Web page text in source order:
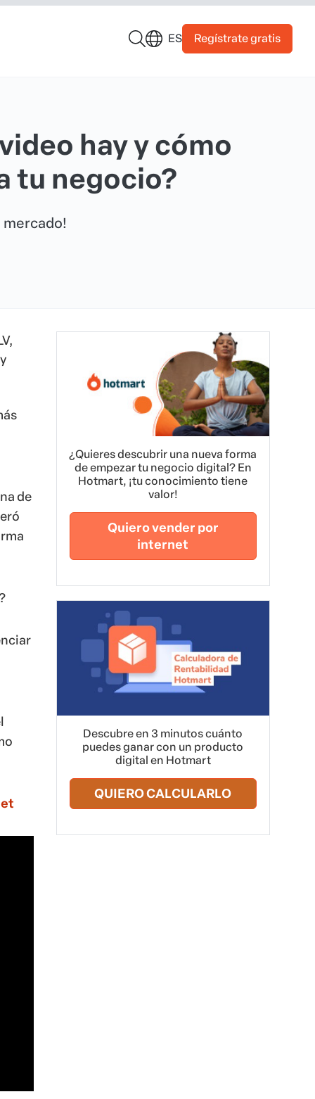
ES Regístrate gratis
hay y cómo
tu negocio?
mercado!
de
¿Quieres descubrir una nueva forma
de empezar tu negocio digital? En
Hotmart, ¡tu conocimiento tiene
valor!
Quiero vender por
internet
Descubre en 3 minutos cuánto
puedes ganar con un producto
digital en Hotmart
QUIERO CALCULARLO